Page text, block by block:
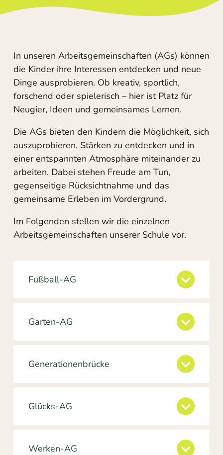
In unseren Arbeitsgemeinschaften (AGs) können
die Kinder ihre Interessen entdecken und neue
Dinge ausprobieren. Ob kreativ, sportlich,
forschend oder spielerisch – hier ist Platz für
Neugier, Ideen und gemeinsames Lernen.
Die AGs bieten den Kindern die Möglichkeit, sich
auszuprobieren, Stärken zu entdecken und in
einer entspannten Atmosphäre miteinander zu
arbeiten. Dabei stehen Freude am Tun,
gegenseitige Rücksichtnahme und das
gemeinsame Erleben im Vordergrund.
Im Folgenden stellen wir die einzelnen
Arbeitsgemeinschaften unserer Schule vor.
Fußball-AG
Garten-AG
Generationenbrücke
Glücks-AG
Werken-AG